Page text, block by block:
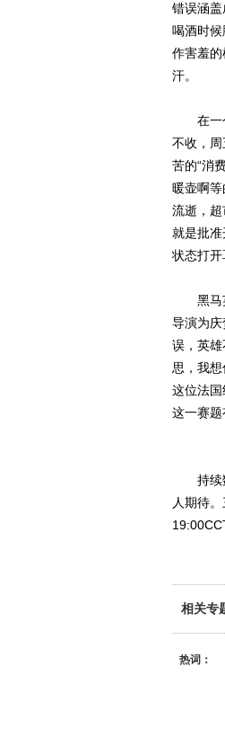
错误涵盖
喝酒时候
作害羞的
汗。
在一个
不收，周
苦的“消
暖壶啊等
流逝，
就是批
状态打开
黑马英
导演为庆
误，英雄
思，我
这位法
这一赛题
持续数
人期待
相关专
热词：